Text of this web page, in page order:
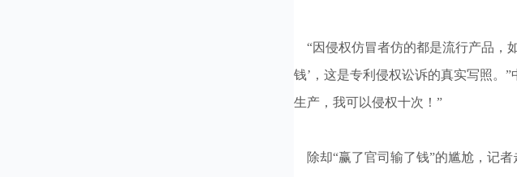
“因侵权仿冒者仿的都是流行产品，
钱’，这是专利侵权讼诉的真实写照。
生产，我可以侵权十次！”
除却“赢了官司输了钱”的尴尬，记者